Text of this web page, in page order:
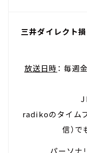
三井ダイレクト
放送日時 ： 毎週
radikoのタイム
信）
パーソナ